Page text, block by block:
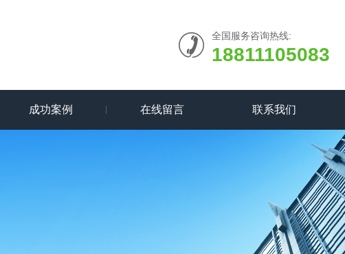
全国服务咨询热线:
18811105083
成功案例 在线留言 联系我们